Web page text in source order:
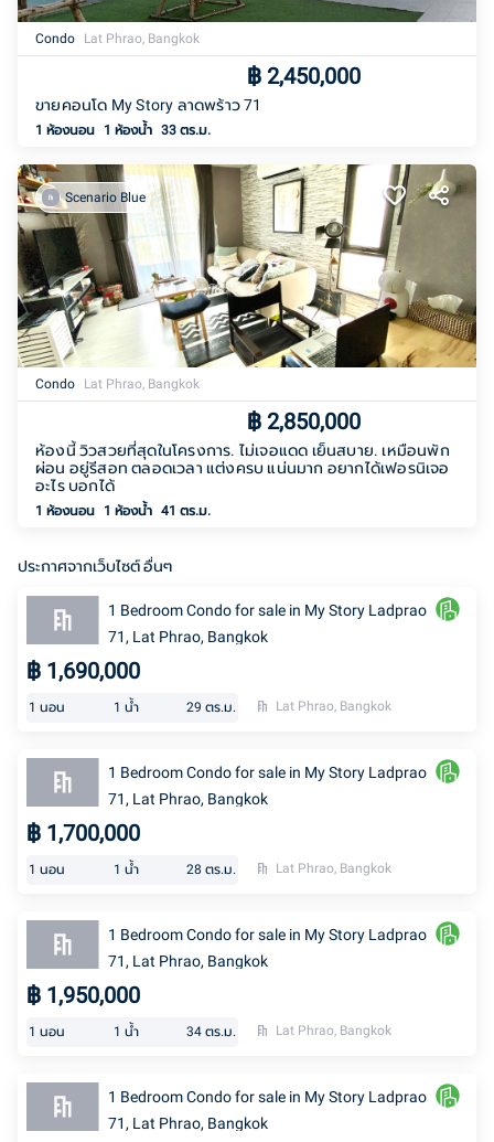
Condo Lat Phrao, Bangkok
฿ 2,450,000
ขายคอนโด My Story ลาดพร้าว 71
1 ห้องนอน 1 ห้องน้ำ 33 ตร.ม.
Scenario Blue
Condo Lat Phrao, Bangkok
฿ 2,850,000
ห้องนี้ วิวสวยที่สุดในโครงการ. ไม่เจอแดด เย็นสบาย. เหมือนพัก
ผ่อน อยู่รีสอท ตลอดเวลา แต่งครบ แน่นมาก อยากได้เฟอรนิเจอ
อะไร บอกได้
1 ห้องนอน 1 ห้องน้ำ 41 ตร.ม.
ประกาศจากเว็บไซต์ อื่นๆ
1 Bedroom Condo for sale in My Story Ladprao
71, Lat Phrao, Bangkok
฿ 1,690,000
1 นอน 1 น้ำ 29 ตร.ม. Lat Phrao, Bangkok
1 Bedroom Condo for sale in My Story Ladprao
71, Lat Phrao, Bangkok
฿ 1,700,000
1 นอน 1 น้ำ 28 ตร.ม. Lat Phrao, Bangkok
1 Bedroom Condo for sale in My Story Ladprao
71, Lat Phrao, Bangkok
฿ 1,950,000
1 นอน 1 น้ำ 34 ตร.ม. Lat Phrao, Bangkok
1 Bedroom Condo for sale in My Story Ladprao
71, Lat Phrao, Bangkok